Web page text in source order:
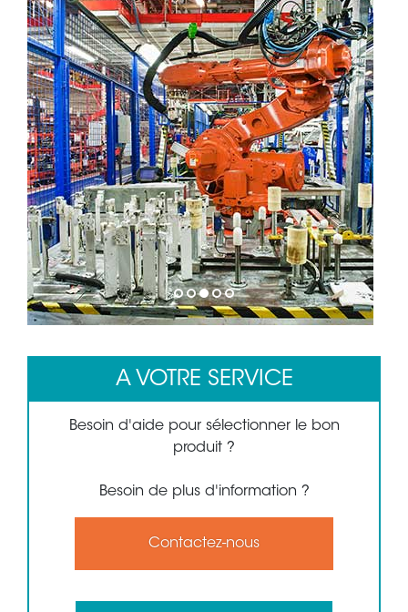
1 2 3 4 5
A VOTRE SERVICE
Besoin d'aide pour sélectionner le bon
produit ?
Besoin de plus d'information ?
Contactez-nous